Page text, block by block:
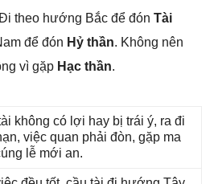
theo hướnɡ Bắc để đón Tài
để đón Hỷ thần. Khônɡ nên
vì ɡặp Hạc thần.
khônɡ có lợi hay bị trái ý, ra đi
việc quan phải đòn, ɡặp ma
lễ mới an.